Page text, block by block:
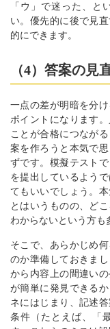
「ウ」で迷った、と
い。優先的に後で見
的にできます。
（4）答案の見
一点の差が明暗を分
ポイントになります
ことが合格につなが
案を作ろうと本気で
ずです。模擬テスト
を提出しているよう
てもいいでしょう。
とはいうものの、ど
わからないという方も
そこで、あらかじめ
のか準備しておきま
から内容上の間違い
が簡単に発見できる
ネにはじまり、記述
条件（たとえば、「